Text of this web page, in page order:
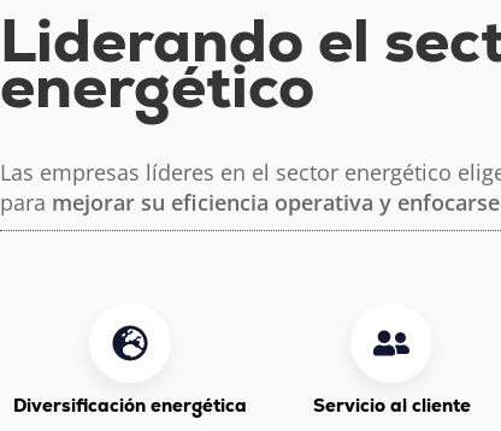
Liderando el
energético
Las empresas líderes en el sector energético
para mejorar su eficiencia operativa y
Diversificación energética Servicio al cliente